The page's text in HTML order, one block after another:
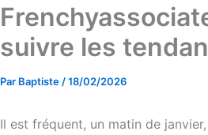
suivre les
Par Baptiste /18/02/2026
Il est fréquent, un matin de